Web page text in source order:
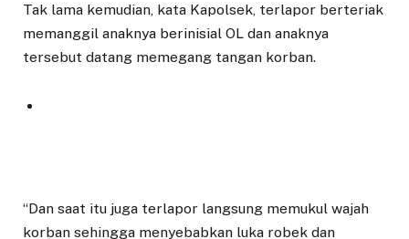
Tak lama kemudian, kata Kapolsek, terlapor berteriak
memanggil anaknya berinisial OL dan anaknya
tersebut datang memegang tangan korban.
“Dan saat itu juga terlapor langsung memukul wajah
korban sehingga menyebabkan luka robek dan